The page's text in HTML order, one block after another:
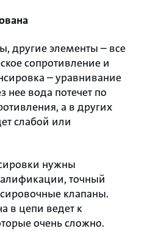
другие элементы – все
сопротивление и
– уравнивание
нее вода потечет по
а в других
слабой или
нужны
точный
клапаны.
в цепи ведет к
очень сложно.